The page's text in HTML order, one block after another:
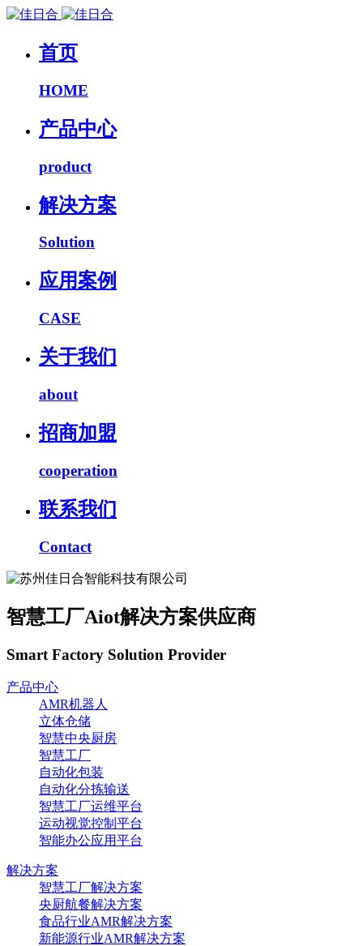
首页
HOME
产品中心
product
解决方案
Solution
应用案例
CASE
关于我们
about
招商加盟
cooperation
联系我们
Contact
智慧工厂Aiot解决方案供应商
Smart Factory Solution Provider
产品中心
AMR机器人
立体仓储
智慧中央厨房
智慧工厂
自动化包装
自动化分拣输送
智慧工厂运维平台
运动视觉控制平台
智能办公应用平台
解决方案
智慧工厂解决方案
央厨航餐解决方案
食品行业AMR解决方案
新能源行业AMR解决方案